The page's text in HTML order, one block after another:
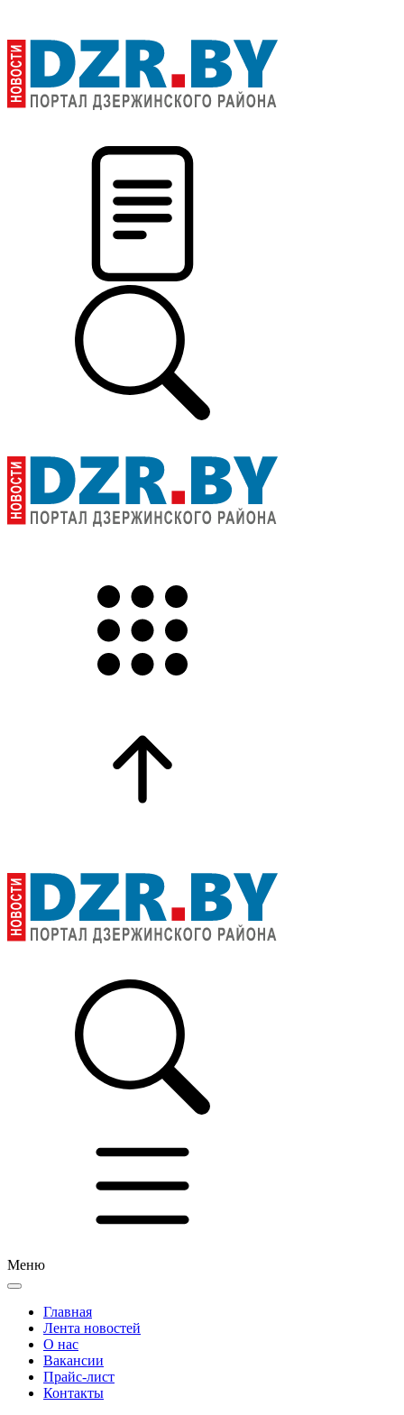
Меню
Главная
Лента новостей
О нас
Вакансии
Прайс-лист
Контакты